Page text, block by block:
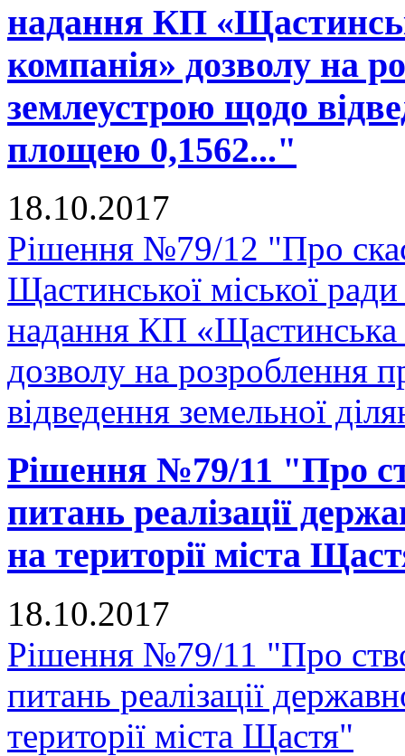
надання КП
компанія» дозволу на
землеустрою щодо
площею 0,1562..."
18.10.2017
Рішення №79/12 "Про
Щастинської міської
надання КП «Щастинська
дозволу на розроблення
відведення земельної
Рішення №79/11 "Про
питань реалізації
на території міста
18.10.2017
Рішення №79/11 "Про
питань реалізації
території міста Щастя"